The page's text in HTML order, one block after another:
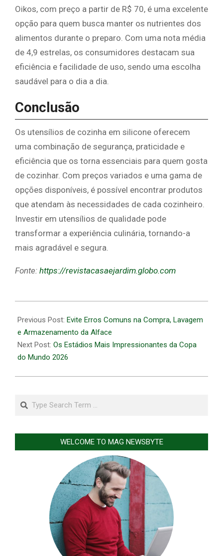
Oikos, com preço a partir de R$ 70, é uma excelente
opção para quem busca manter os nutrientes dos
alimentos durante o preparo. Com uma nota média
de 4,9 estrelas, os consumidores destacam sua
eficiência e facilidade de uso, sendo uma escolha
saudável para o dia a dia.
Conclusão
Os utensílios de cozinha em silicone oferecem
uma combinação de segurança, praticidade e
eficiência que os torna essenciais para quem gosta
de cozinhar. Com preços variados e uma gama de
opções disponíveis, é possível encontrar produtos
que atendam às necessidades de cada cozinheiro.
Investir em utensílios de qualidade pode
transformar a experiência culinária, tornando-a
mais agradável e segura.
Fonte: https://revistacasaejardim.globo.com
05-
25
Previous Post: Evite Erros Comuns na Compra, Lavagem
e Armazenamento da Alface
Next Post: Os Estádios Mais Impressionantes da Copa
do Mundo 2026
Search
WELCOME TO MAG NEWSBYTE